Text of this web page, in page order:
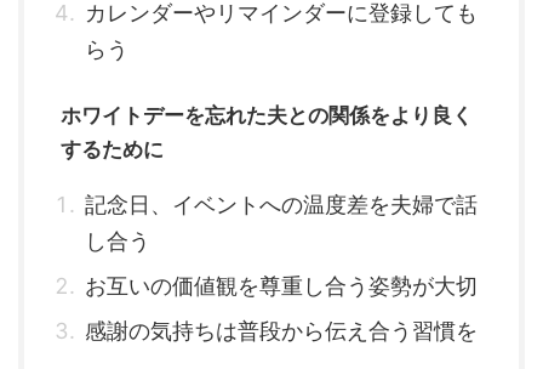
カレンダーやリマインダーに登録しても
らう
ホワイトデーを忘れた夫との関係をより良く
するために
記念日、イベントへの温度差を夫婦で話
し合う
お互いの価値観を尊重し合う姿勢が大切
感謝の気持ちは普段から伝え合う習慣を